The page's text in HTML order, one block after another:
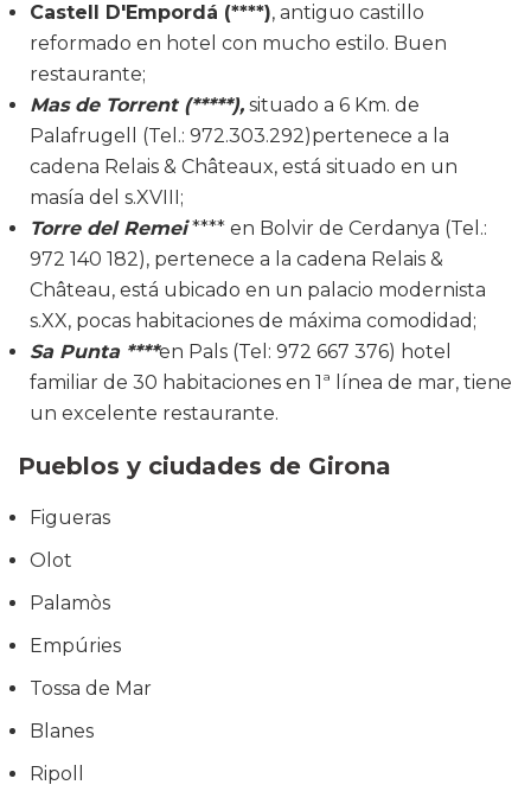
Castell D'Empordá (****), antiguo castillo
reformado en hotel con mucho estilo. Buen
restaurante;
Mas de Torrent (*****), situado a 6 Km. de
Palafrugell (Tel.: 972.303.292)pertenece a la
cadena Relais & Châteaux, está situado en un
masía del s.XVIII;
Torre del Remei**** en Bolvir de Cerdanya (Tel.:
972 140 182), pertenece a la cadena Relais &
Château, está ubicado en un palacio modernista
s.XX, pocas habitaciones de máxima comodidad;
Sa Punta ****en Pals (Tel: 972 667 376) hotel
familiar de 30 habitaciones en 1ª línea de mar, tiene
un excelente restaurante.
Pueblos y ciudades de Girona
Figueras
Olot
Palamòs
Empúries
Tossa de Mar
Blanes
Ripoll